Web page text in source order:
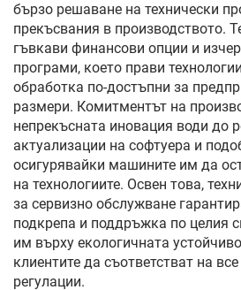
бързо решаване на технически
прекъсвания в производството.
гъвкави финансови опции и
програми, което прави
обработка по-достъпни за
размери. Комитментът на
непрекъсната иновация води до
актуализации на софтуера и
осигурявайки машините им да
на технологиите. Освен това,
за сервизно обслужване
подкрепа и поддръжка по целия
им върху екологичната
клиентите да съответстват на
регулации.